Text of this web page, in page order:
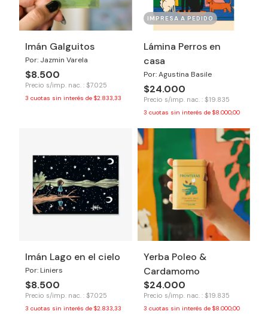
Imán Galguitos
Por: Jazmin Varela
$8.500
Precio s/imp. nac. : $7.025
3 cuotas sin interés de $2.833,33
IMPRESA A PEDIDO
Lámina Perros en
casa
Por: Agustina Basile
$24.000
Precio s/imp. nac. : $19.835
3 cuotas sin interés de $8.000,00
Imán Lago en el cielo
Por: Liniers
$8.500
Precio s/imp. nac. : $7.025
3 cuotas sin interés de $2.833,33
Yerba Poleo &
Cardamomo
$24.000
Precio s/imp. nac. : $19.835
3 cuotas sin interés de $8.000,00